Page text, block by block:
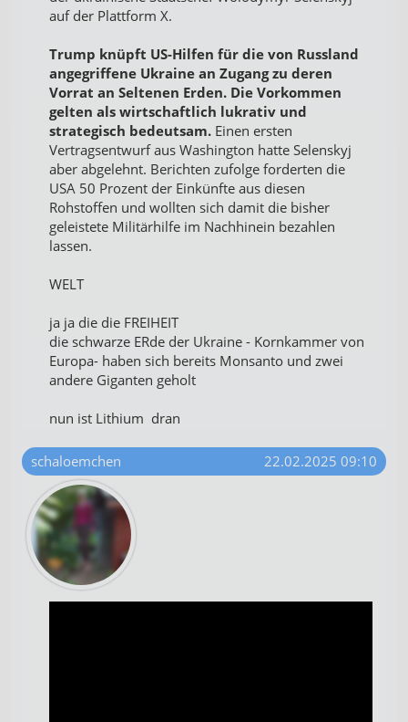
auf der Plattform X.
Trump knüpft US-Hilfen für die von Russland
angegriffene Ukraine an Zugang zu deren
Vorrat an Seltenen Erden. Die Vorkommen
gelten als wirtschaftlich lukrativ und
strategisch bedeutsam. Einen ersten
Vertragsentwurf aus Washington hatte Selenskyj
aber abgelehnt. Berichten zufolge forderten die
USA 50 Prozent der Einkünfte aus diesen
Rohstoffen und wollten sich damit die bisher
geleistete Militärhilfe im Nachhinein bezahlen
lassen.
WELT
ja ja die die FREIHEIT
die schwarze ERde der Ukraine - Kornkammer von
Europa- haben sich bereits Monsanto und zwei
andere Giganten geholt
nun ist Lithium dran
schaloemchen 22.02.2025 09:10